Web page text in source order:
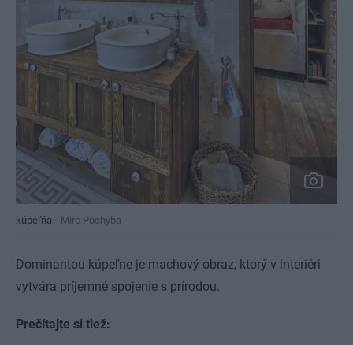
kúpeľňa Miro Pochyba
Dominantou kúpeľne je machový obraz, ktorý v interiéri
vytvára príjemné spojenie s prírodou.
Prečítajte si tiež: